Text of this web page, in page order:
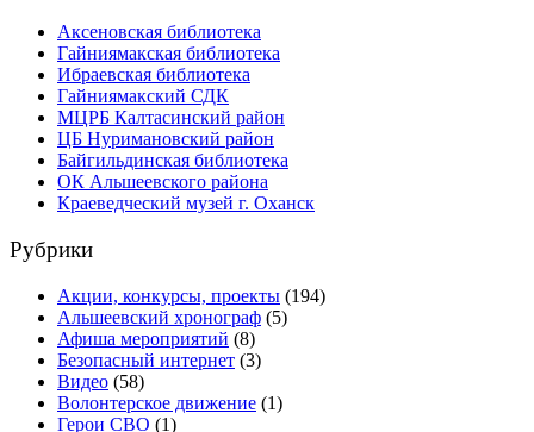
Аксеновская библиотека
Гайниямакская библиотека
Ибраевская библиотека
Гайниямакский СДК
МЦРБ Калтасинский район
ЦБ Нуримановский район
Байгильдинская библиотека
ОК Альшеевского района
Краеведческий музей г. Оханск
Рубрики
Акции, конкурсы, проекты (194)
Альшеевский хронограф (5)
Афиша мероприятий (8)
Безопасный интернет (3)
Видео (58)
Волонтерское движение (1)
Герои СВО (1)